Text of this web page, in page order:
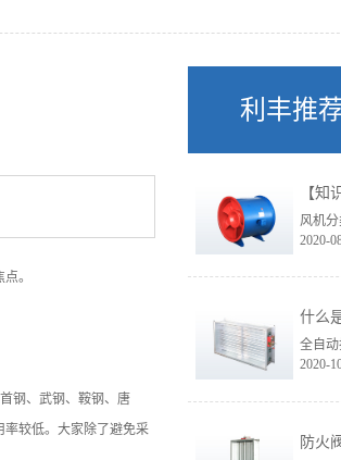
。
钢、武钢、鞍钢、唐
较低。大家除了避免采
利丰推
2020-
2020-